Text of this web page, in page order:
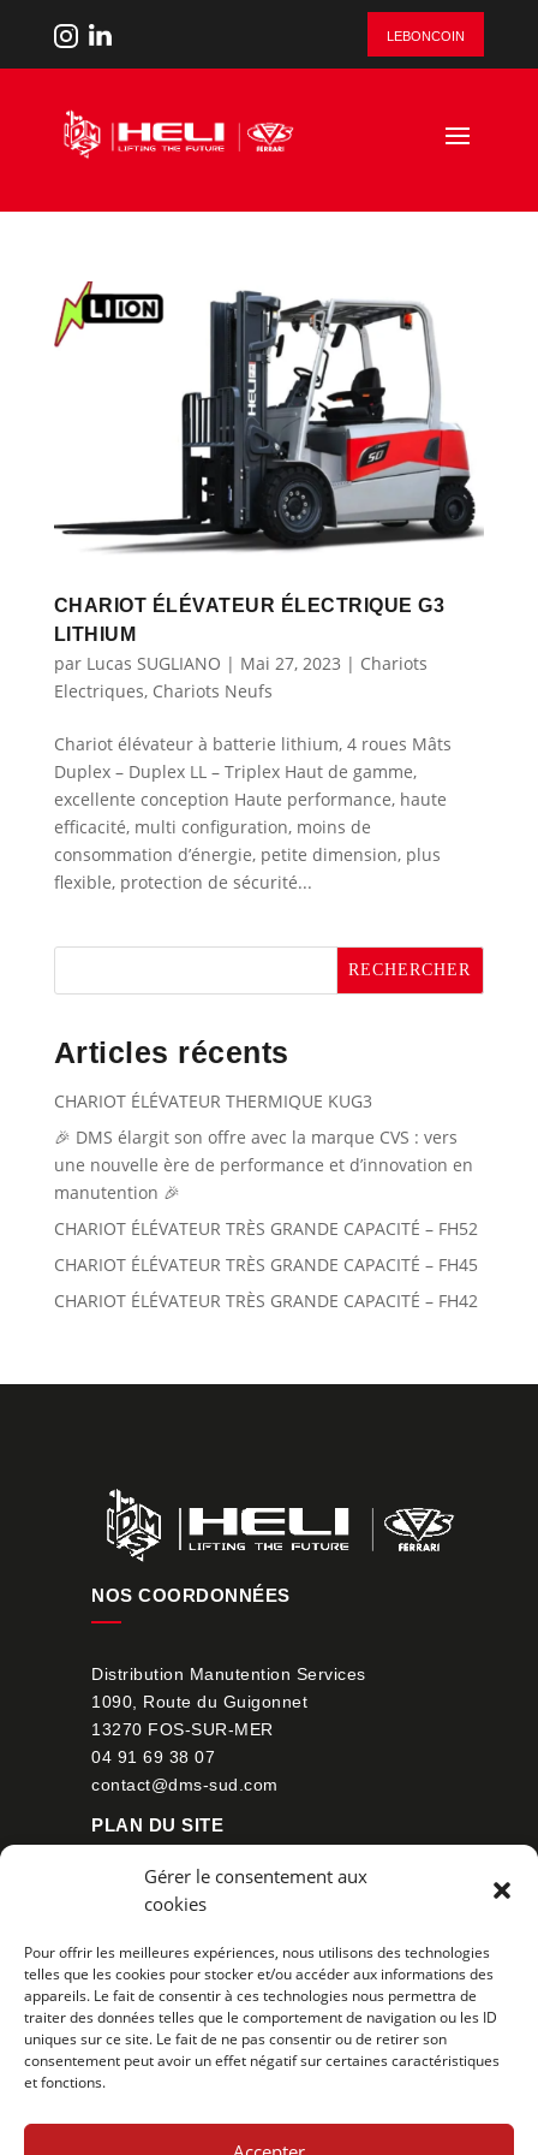
Gérer le consentement aux
cookies
Pour offrir les meilleures expériences, nous utilisons des technologies
telles que les cookies pour stocker et/ou accéder aux informations des
appareils. Le fait de consentir à ces technologies nous permettra de
traiter des données telles que le comportement de navigation ou les ID
uniques sur ce site. Le fait de ne pas consentir ou de retirer son
consentement peut avoir un effet négatif sur certaines caractéristiques
et fonctions.
leboncoin
CHARIOT ÉLÉVATEUR ÉLECTRIQUE G3
LITHIUM
par Lucas SUGLIANO | Mai 27, 2023 | Chariots
Electriques, Chariots Neufs
Chariot élévateur à batterie lithium, 4 roues Mâts
Duplex – Duplex LL – Triplex Haut de gamme,
excellente conception Haute performance, haute
efficacité, multi configuration, moins de
consommation d’énergie, petite dimension, plus
flexible, protection de sécurité...
RECHERCHER
Articles récents
CHARIOT ÉLÉVATEUR THERMIQUE KUG3
🎉 DMS élargit son offre avec la marque CVS : vers
une nouvelle ère de performance et d’innovation en
manutention 🎉
CHARIOT ÉLÉVATEUR TRÈS GRANDE CAPACITÉ – FH52
CHARIOT ÉLÉVATEUR TRÈS GRANDE CAPACITÉ – FH45
CHARIOT ÉLÉVATEUR TRÈS GRANDE CAPACITÉ – FH42
NOS COORDONNÉES
Distribution Manutention Services
1090, Route du Guigonnet
13270 FOS-SUR-MER
04 91 69 38 07
contact@dms-sud.com
PLAN DU SITE
Nos chariots élévateurs
Services toutes marques
Contact
SUIVEZ-NOUS